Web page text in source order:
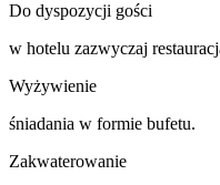
Do dyspozycji gości
w hotelu zazwyczaj
Wyżywienie
śniadania w formie bufetu.
Zakwaterowanie